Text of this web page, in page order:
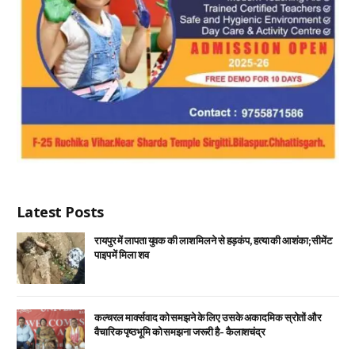
Latest Posts
रायपुर में लापता युवक की लाश मिलने से हड़कंप, हत्या की आशंका; सीमेंट
पाइप में मिला शव
कल्चरल मार्क्सवाद को समझने के लिए उसके अकादमिक स्रोतों और
वैचारिक पृष्ठभूमि को समझना जरूरी है- कैलाशचंद्र